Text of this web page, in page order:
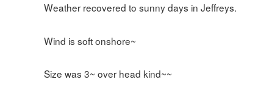
Weather recovered to sunny days in Jeffreys.
Wind is soft onshore~
Size was 3~ over head kind~~